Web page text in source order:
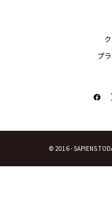
プ
© 2016 -SAPIENS